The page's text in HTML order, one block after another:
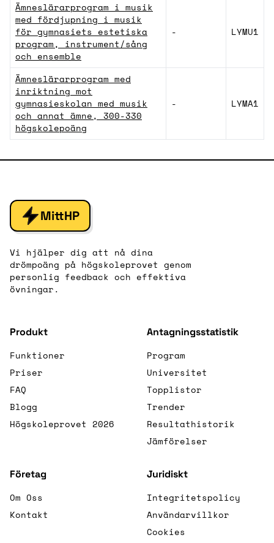
Ämneslärarprogram i musik
med fördjupning i musik
för gymnasiets estetiska
program, instrument/sång
och ensemble
- LYMU1
Ämneslärarprogram med
inriktning mot
gymnasieskolan med musik
och annat ämne, 300-330
högskolepoäng
- LYMA1
MittHP
Vi hjälper dig att nå dina
drömpoäng på högskoleprovet genom
personlig feedback och effektiva
övningar.
Produkt
Funktioner
Priser
FAQ
Blogg
Högskoleprovet 2026
Antagningsstatistik
Program
Universitet
Topplistor
Trender
Resultathistorik
Jämförelser
Företag
Om Oss
Kontakt
Juridiskt
Integritetspolicy
Användarvillkor
Cookies